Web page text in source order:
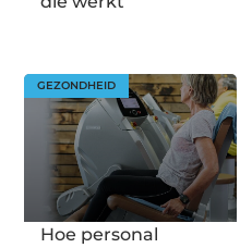
GEZONDHEID
Hoe personal